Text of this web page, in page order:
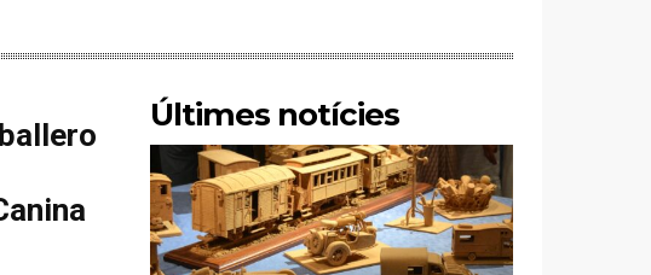
Últimes notícies